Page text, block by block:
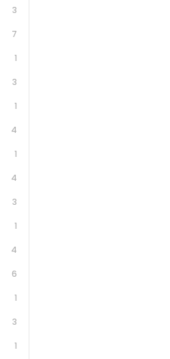
3
7
1
3
1
4
1
4
3
1
4
6
1
3
1